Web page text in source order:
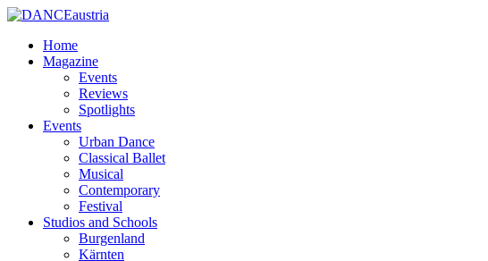
Home
Magazine
Events
Reviews
Spotlights
Events
Urban Dance
Classical Ballet
Musical
Contemporary
Festival
Studios and Schools
Burgenland
Kärnten